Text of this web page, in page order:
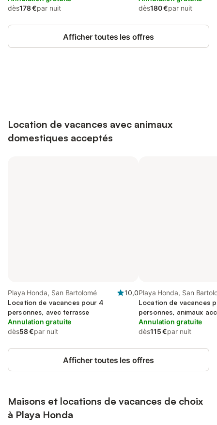
dès178 €par nuit
dès180 €par nuit
Afficher toutes les offres
Location de vacances avec animaux
domestiques acceptés
Playa Honda, San Bartolomé
10,0
Location de vacances pour 4
personnes, avec terrasse
Annulation gratuite
dès58 €par nuit
Playa Honda, San
Location de vacances
personnes, animaux
Annulation gratuite
dès115 €par nuit
Afficher toutes les offres
Maisons et locations de vacances de choix
à Playa Honda